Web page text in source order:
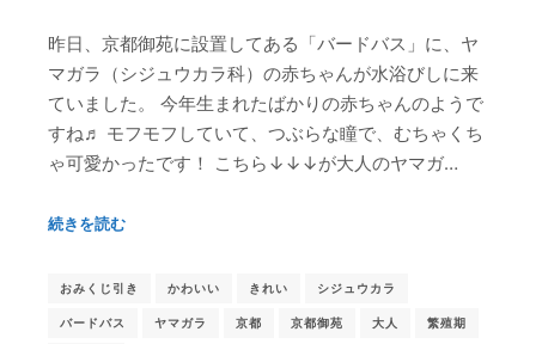
昨日、京都御苑に設置してある「バードバス」に、ヤ
マガラ（シジュウカラ科）の赤ちゃんが水浴びしに来
ていました。 今年生まれたばかりの赤ちゃんのようで
すね♬ モフモフしていて、つぶらな瞳で、むちゃくち
ゃ可愛かったです！ こちら↓↓↓が大人のヤマガ…
続きを読む
おみくじ引き かわいい きれい シジュウカラ
バードバス ヤマガラ 京都 京都御苑 大人 繁殖期